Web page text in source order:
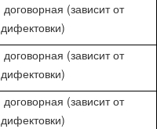
договорная (зависит от
дифектовки)
договорная (зависит от
дифектовки)
договорная (зависит от
дифектовки)